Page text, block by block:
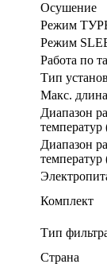
Осушение
Режим
Режим
Работа по
Тип
Макс.
Диапазон
Диапазон
температур
Комплект
Тип
Страна